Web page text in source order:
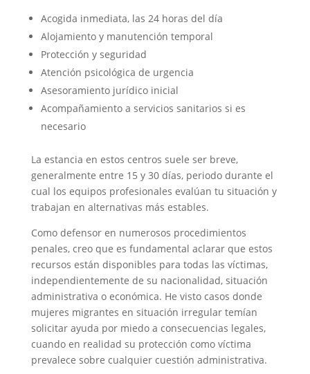
Acogida inmediata, las 24 horas del día
Alojamiento y manutención temporal
Protección y seguridad
Atención psicológica de urgencia
Asesoramiento jurídico inicial
Acompañamiento a servicios sanitarios si es
necesario
La estancia en estos centros suele ser breve,
generalmente entre 15 y 30 días, periodo durante el
cual los equipos profesionales evalúan tu situación y
trabajan en alternativas más estables.
Como defensor en numerosos procedimientos
penales, creo que es fundamental aclarar que estos
recursos están disponibles para todas las víctimas,
independientemente de su nacionalidad, situación
administrativa o económica. He visto casos donde
mujeres migrantes en situación irregular temían
solicitar ayuda por miedo a consecuencias legales,
cuando en realidad su protección como víctima
prevalece sobre cualquier cuestión administrativa.